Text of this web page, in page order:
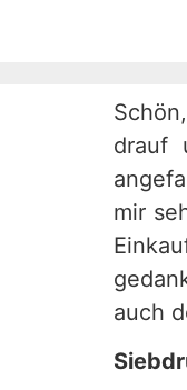
drauf
mir
auch